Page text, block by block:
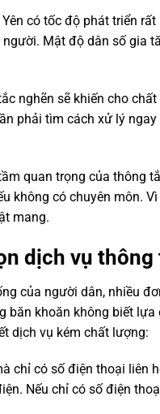
có tốc độ phát triển
Mật độ dân số gia
nghẽn sẽ khiến cho
phải tìm cách xử lý
quan trọng của thông
không có chuyên môn.
mang.
dịch vụ thông
của người dân, nhiều
băn khoăn không biết
dịch vụ kém chất lượng:
chỉ có số điện thoại liên
Nếu chỉ có số điện